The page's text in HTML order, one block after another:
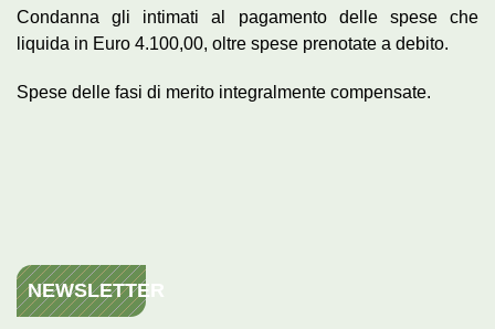
Condanna gli intimati al pagamento delle spese che
liquida in Euro 4.100,00, oltre spese prenotate a debito.
Spese delle fasi di merito integralmente compensate.
NEWSLETTER